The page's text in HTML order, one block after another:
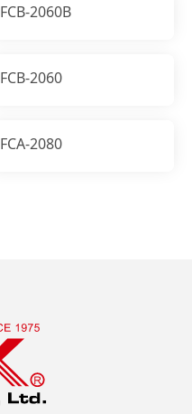
FCB-2060B
FCB-2060
FCA-2080